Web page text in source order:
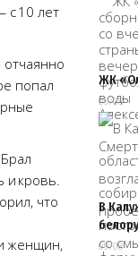
с 10 лет
попал
и кровь.
что
женщин,
ЖК
09/08
В
09/08